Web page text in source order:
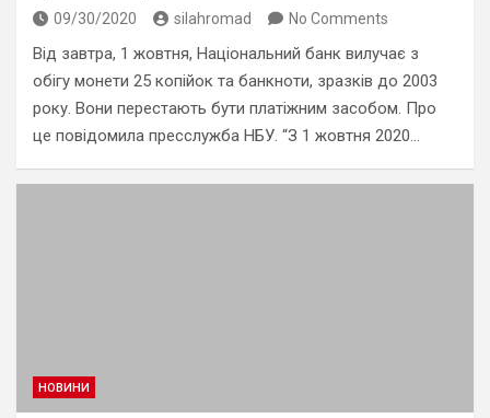
09/30/2020 silahromad No Comments
Від завтра, 1 жовтня, Національний банк вилучає з
обігу монети 25 копійок та банкноти, зразків до 2003
року. Вони перестають бути платіжним засобом. Про
це повідомила пресслужба НБУ. “З 1 жовтня 2020…
НОВИНИ